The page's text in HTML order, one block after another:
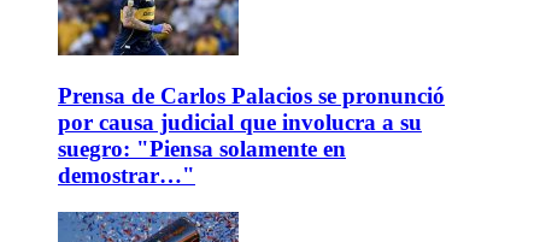
Prensa de Carlos Palacios se pronunció
por causa judicial que involucra a su
suegro: "Piensa solamente en
demostrar…"